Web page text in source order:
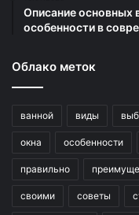
Описание основных
особенности в
Облако меток
ванной виды
окна особенности
правильно
своими советы